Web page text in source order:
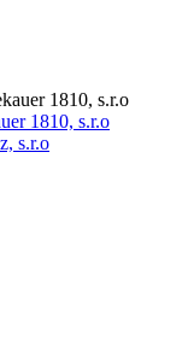
1810, s.r.o
s.r.o